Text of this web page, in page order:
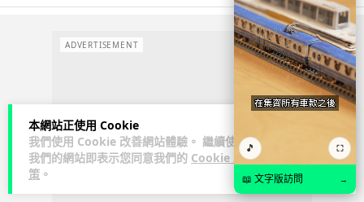
本網站正使用 Cookie
我們使用 Cookie 改善網站體驗。 繼續使用
我們的網站即表示您同意我們的 Cookie 政
策 。
ADVERTISEMENT
🎵 ⛶
📖 文字版訪問 →